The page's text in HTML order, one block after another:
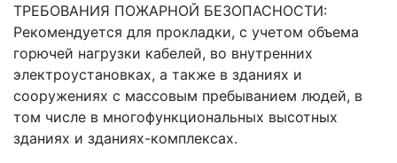
ТРЕБОВАНИЯ ПОЖАРНОЙ БЕЗОПАСНОСТИ:
Рекомендуется для прокладки, с учетом объема
горючей нагрузки кабелей, во внутренних
электроустановках, а также в зданиях и
сооружениях с массовым пребыванием людей, в
том числе в многофункциональных высотных
зданиях и зданиях-комплексах.